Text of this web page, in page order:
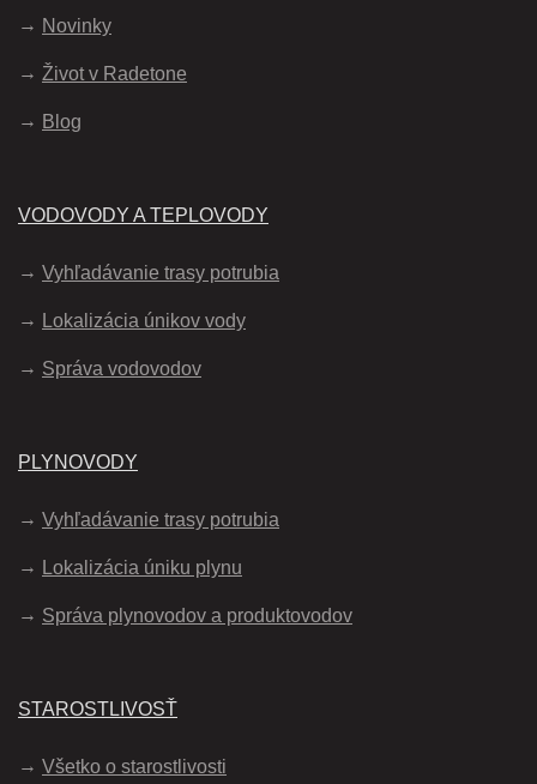
Novinky
Život v Radetone
Blog
VODOVODY A TEPLOVODY
Vyhľadávanie trasy potrubia
Lokalizácia únikov vody
Správa vodovodov
PLYNOVODY
Vyhľadávanie trasy potrubia
Lokalizácia úniku plynu
Správa plynovodov a produktovodov
STAROSTLIVOSŤ
Všetko o starostlivosti